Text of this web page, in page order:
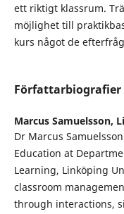
ett riktigt klassrum.
möjlighet till
kurs något de
Författarbiografier
Marcus Samuelsson,
Dr Marcus
Education at
Learning, Linköping
classroom
through interactions,